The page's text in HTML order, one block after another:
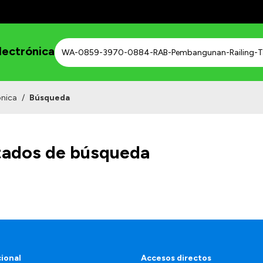
/ Búsqueda
de búsqueda
Accesos directos